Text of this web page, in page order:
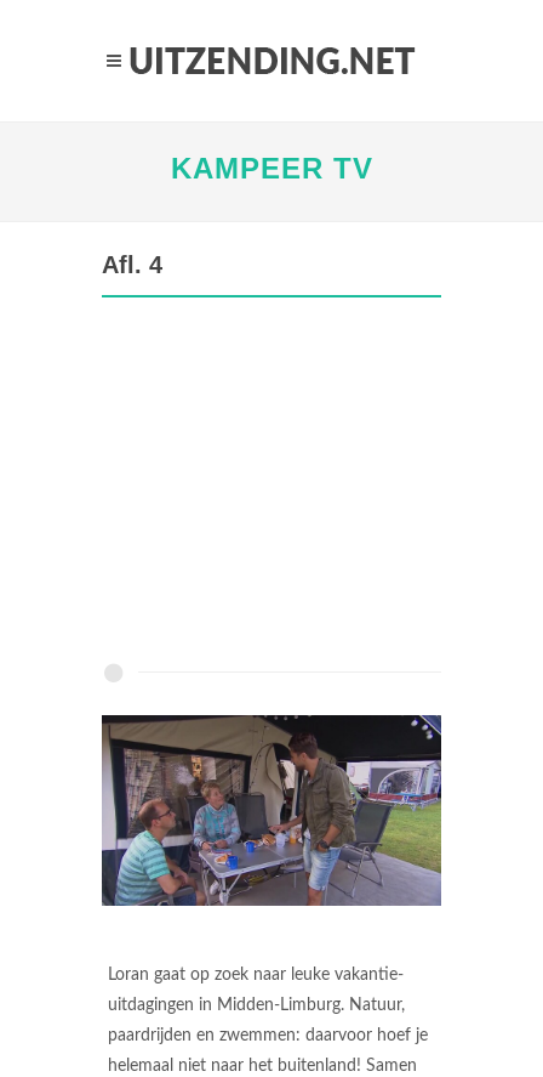
KAMPEER TV
Afl. 4
Loran gaat op zoek naar leuke vakantie-
uitdagingen in Midden-Limburg. Natuur,
paardrijden en zwemmen: daarvoor hoef je
helemaal niet naar het buitenland! Samen